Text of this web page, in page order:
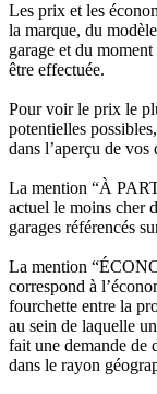
Les prix et les
la marque, du
garage et du
être effectuée.
Pour voir le prix le
potentielles
dans l’aperçu de vos
La mention “À
actuel le moins cher
garages référencés
La mention
correspond à
fourchette entre la
au sein de laquelle
fait une demande de
dans le rayon